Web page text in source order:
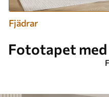
Fjädrar
Fototapet